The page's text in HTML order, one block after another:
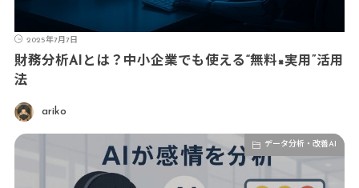
2025年7月7日
財務分析AIとは？中小企業でも使える“無料×実用”活用
法
ariko
データ分析・改善AI